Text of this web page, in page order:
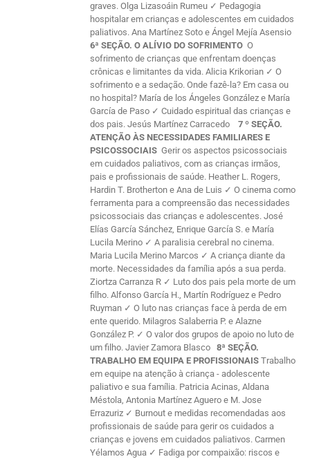
graves. Olga Lizasoáin Rumeu ✓ Pedagogia
hospitalar em crianças e adolescentes em cuidados
paliativos. Ana Martínez Soto e Ángel Mejía Asensio
6ª SEÇÃO. O ALÍVIO DO SOFRIMENTO O
sofrimento de crianças que enfrentam doenças
crônicas e limitantes da vida. Alicia Krikorian ✓ O
sofrimento e a sedação. Onde fazê-la? Em casa ou
no hospital? María de los Ángeles González e María
García de Paso ✓ Cuidado espiritual das crianças e
dos pais. Jesús Martínez Carracedo
7 º SEÇÃO.
ATENÇÃO ÀS NECESSIDADES FAMILIARES E
PSICOSSOCIAIS Gerir os aspectos psicossociais
em cuidados paliativos, com as crianças irmãos,
pais e profissionais de saúde. Heather L. Rogers,
Hardin T. Brotherton e Ana de Luis ✓ O cinema como
ferramenta para a compreensão das necessidades
psicossociais das crianças e adolescentes. José
Elías García Sánchez, Enrique García S. e María
Lucila Merino ✓ A paralisia cerebral no cinema.
Maria Lucila Merino Marcos ✓ A criança diante da
morte. Necessidades da família após a sua perda.
Ziortza Carranza R ✓ Luto dos pais pela morte de um
filho. Alfonso García H., Martín Rodríguez e Pedro
Ruyman ✓ O luto nas crianças face à perda de em
ente querido. Milagros Salaberria P. e Alazne
González P. ✓ O valor dos grupos de apoio no luto de
um filho. Javier Zamora Blasco8ª SEÇÃO.
TRABALHO EM EQUIPA E PROFISSIONAIS Trabalho
em equipe na atenção à criança - adolescente
paliativo e sua família. Patricia Acinas, Aldana
Méstola, Antonia Martínez Aguero e M. Jose
Errazuriz ✓ Burnout e medidas recomendadas aos
profissionais de saúde para gerir os cuidados a
crianças e jovens em cuidados paliativos. Carmen
Yélamos Agua ✓ Fadiga por compaixão: riscos e